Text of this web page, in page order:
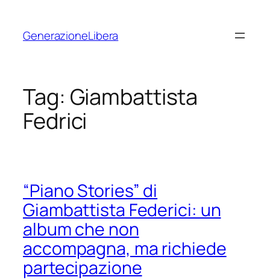
contenuto
GenerazioneLibera
Tag: Giambattista
Fedrici
“Piano Stories” di
Giambattista Federici: un
album che non
accompagna, ma richiede
partecipazione